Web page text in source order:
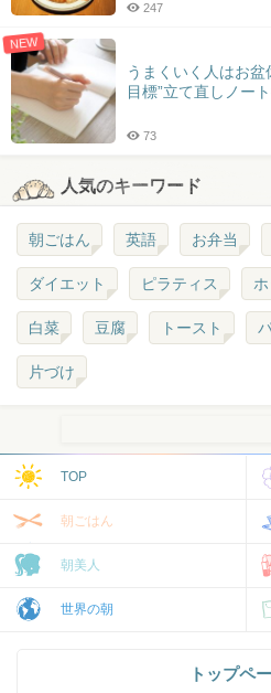
247
NEW
うまくいく人はお
目標”立て直しノー
73
人気のキーワード
朝ごはん 英語 お弁当
ダイエット ピラティス
白菜 豆腐 トースト
片づけ
TOP
朝ごはん
朝美人
世界の朝
トップペ